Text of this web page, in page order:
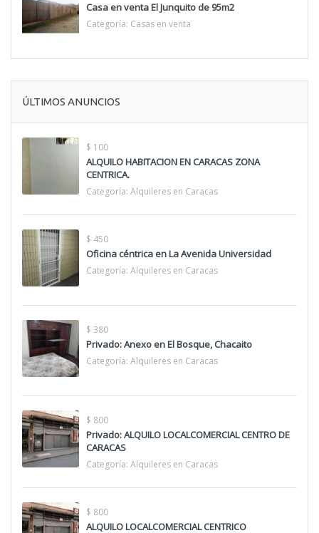
Casa en venta El Junquito de 95m2
Categoría: Casas en venta
ÚLTIMOS ANUNCIOS
$ 100
ALQUILO HABITACION EN CARACAS ZONA
CENTRICA.
Categoría: Alquileres en Caracas
$ 450
Oficina céntrica en La Avenida Universidad
Categoría: Alquileres en Caracas
$ 380
Privado: Anexo en El Bosque, Chacaito
Categoría: Alquileres en Caracas
$ 800
Privado: ALQUILO LOCALCOMERCIAL CENTRO DE
CARACAS
Categoría: Alquileres en Caracas
$ 800
ALQUILO LOCALCOMERCIAL CENTRICO